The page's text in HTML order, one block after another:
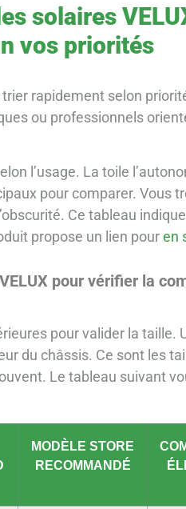
solaires
vos priorités
rapidement selon
ou professionnels
l’usage. La toile
pour comparer. Vous
Ce tableau
propose un lien pouren
pour vérifier la
pour valider la taille.
du châssis. Ce sont les
Le tableau suivant
MODÈLE STORE
RECOMMANDÉ